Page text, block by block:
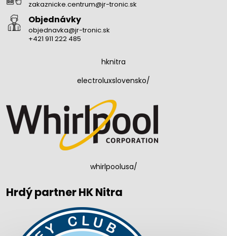
zakaznicke.centrum@jr-tronic.sk
Objednávky
objednavka@jr-tronic.sk
+421 911 222 485
hknitra
electroluxslovensko/
whirlpoolusa/
Hrdý partner HK Nitra